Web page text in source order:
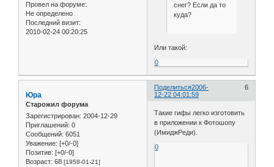
Провел на форуме:
Не определено
Последний визит:
2010-02-24 00:20:25
снег? Если да то
куда?
Или такой:
0
Поделиться 6
2006-
12-22 04:01:59
Юра
Старожил форума
Зарегистрирован: 2004-12-29
Приглашений: 0
Сообщений: 6051
Уважение: [+0/-0]
Позитив: [+0/-0]
Возраст: 68 [1958-01-21]
Такие гифы легко изготовить
в приложении к Фотошопу
(ИмиджРеди).
0